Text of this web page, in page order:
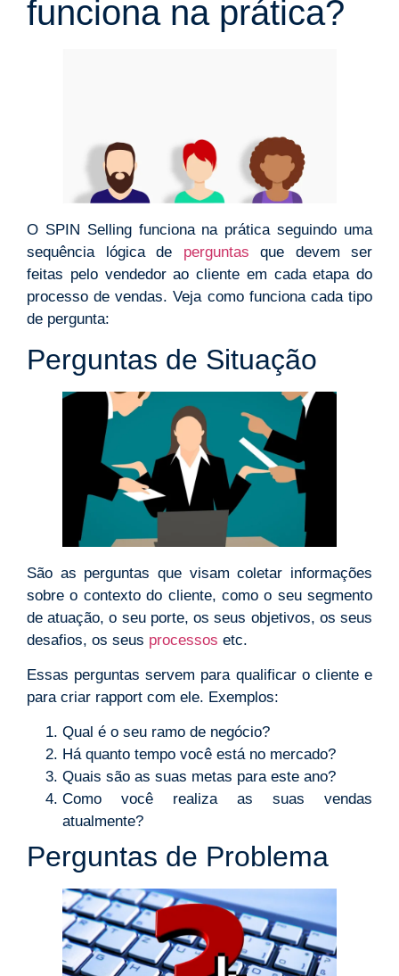
funciona na prática?
O SPIN Selling funciona na prática seguindo uma
sequência lógica de perguntas que devem ser
feitas pelo vendedor ao cliente em cada etapa do
processo de vendas. Veja como funciona cada tipo
de pergunta:
Perguntas de Situação
São as perguntas que visam coletar informações
sobre o contexto do cliente, como o seu segmento
de atuação, o seu porte, os seus objetivos, os seus
desafios, os seus processos etc.
Essas perguntas servem para qualificar o cliente e
para criar rapport com ele. Exemplos:
Qual é o seu ramo de negócio?
Há quanto tempo você está no mercado?
Quais são as suas metas para este ano?
Como você realiza as suas vendas
atualmente?
Perguntas de Problema